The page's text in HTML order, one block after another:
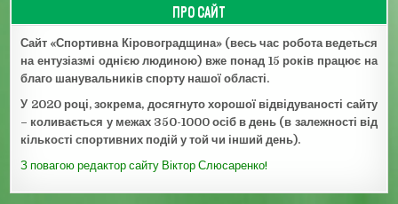
ПРО САЙТ
Сайт «Спортивна Кіровоградщина» (весь час робота ведеться
на ентузіазмі однією людиною) вже понад 15 років працює на
благо шанувальників спорту нашої області.
У 2020 році, зокрема, досягнуто хорошої відвідуваності сайту
– коливається у межах 350-1000 осіб в день (в залежності від
кількості спортивних подій у той чи інший день).
З повагою редактор сайту Віктор Слюсаренко!